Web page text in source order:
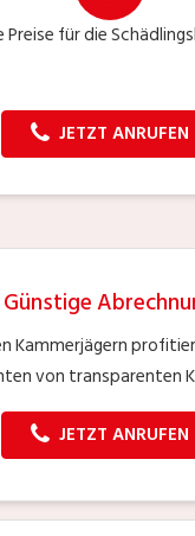
Preise für die
JETZT ANRUFEN
Günstige
Kammerjägern
von transparenten
JETZT ANRUFEN